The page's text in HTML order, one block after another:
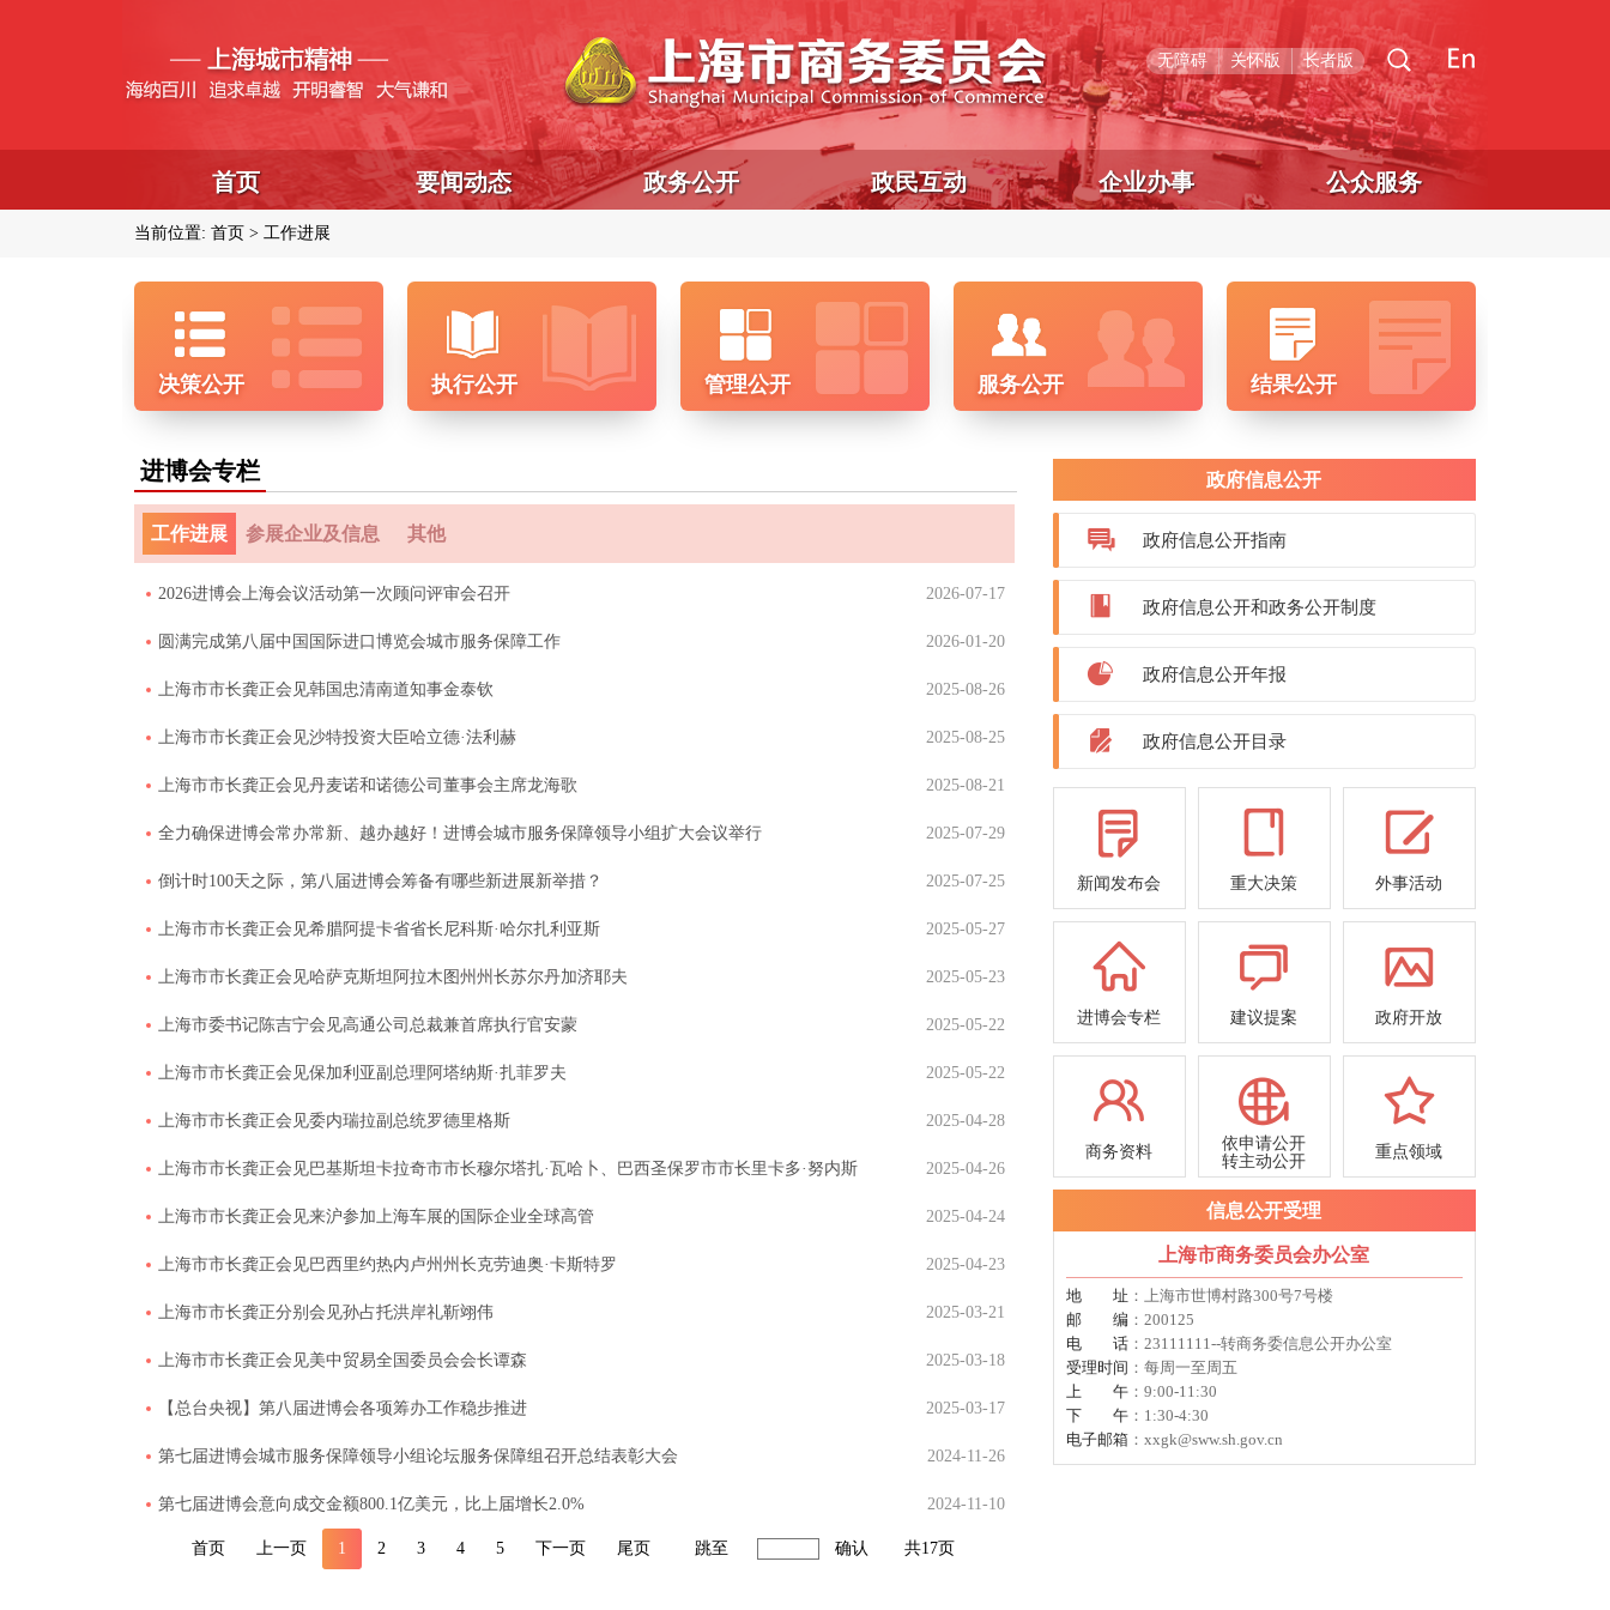
无障碍 关怀版 长者版
首页 要闻动态 政务公开 政民互动 企业办事 公众服务
当前位置: 首页 工作进展
决策公开 执行公开 管理公开 服务公开 结果公开
进博会专栏
工作进展 参展企业及信息 其他
2026进博会上海会议活动第一次顾问评审会召开 2026-07-17
圆满完成第八届中国国际进口博览会城市服务保障工作 2026-01-20
上海市市长龚正会见韩国忠清南道知事金泰钦 2025-08-26
上海市市长龚正会见沙特投资大臣哈立德·法利赫 2025-08-25
上海市市长龚正会见丹麦诺和诺德公司董事会主席龙海歌 2025-08-21
全力确保进博会常办常新、越办越好！进博会城市服务保障领导小组扩大会议举行 2025-07-29
倒计时100天之际，第八届进博会筹备有哪些新进展新举措？ 2025-07-25
上海市市长龚正会见希腊阿提卡省省长尼科斯·哈尔扎利亚斯 2025-05-27
上海市市长龚正会见哈萨克斯坦阿拉木图州州长苏尔丹加济耶夫 2025-05-23
上海市委书记陈吉宁会见高通公司总裁兼首席执行官安蒙 2025-05-22
上海市市长龚正会见保加利亚副总理阿塔纳斯·扎菲罗夫 2025-05-22
上海市市长龚正会见委内瑞拉副总统罗德里格斯 2025-04-28
上海市市长龚正会见巴基斯坦卡拉奇市市长穆尔塔扎·瓦哈卜、巴西圣保罗市市长里卡多·努内斯 2025-04-26
上海市市长龚正会见来沪参加上海车展的国际企业全球高管 2025-04-24
上海市市长龚正会见巴西里约热内卢州州长克劳迪奥·卡斯特罗 2025-04-23
上海市市长龚正分别会见孙占托洪岸礼靳翊伟 2025-03-21
上海市市长龚正会见美中贸易全国委员会会长谭森 2025-03-18
【总台央视】第八届进博会各项筹办工作稳步推进 2025-03-17
​第七届进博会城市服务保障领导小组论坛服务保障组召开总结表彰大会 2024-11-26
第七届进博会意向成交金额800.1亿美元，比上届增长2.0% 2024-11-10
首页 上一页 1 2 3 4 5 下一页 尾页 跳至 确认 共17页
政府信息公开
政府信息公开指南
政府信息公开和政务公开制度
政府信息公开年报
政府信息公开目录
新闻发布会 重大决策 外事活动
进博会专栏 建议提案 政府开放
商务资料
依申请公开
转主动公开
重点领域
信息公开受理
上海市商务委员会办公室
地址 ：上海市世博村路300号7号楼
邮编 ：200125
电话：23111111--转商务委信息公开办公室
受理时间 ：每周一至周五
上午：9:00-11:30
下午：1:30-4:30
电子邮箱：xxgk@sww.sh.gov.cn